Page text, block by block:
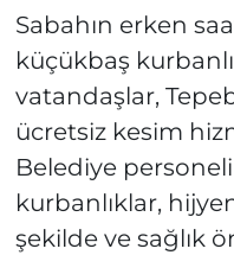
Sabahın erken
küçükbaş
vatandaşlar,
ücretsiz kesim
Belediye
kurbanlıklar,
şekilde ve sağlık